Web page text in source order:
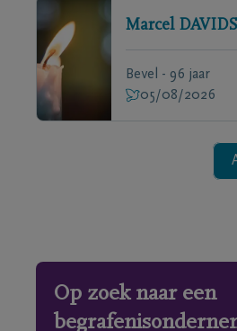
Marcel
Bevel - 96 jaar
05/08/2026
Op zoek naar een